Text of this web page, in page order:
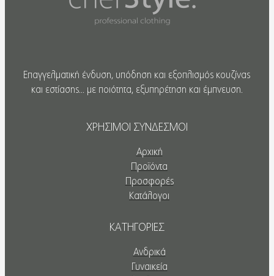
Επαγγελματική ένδυση, υπόδηση και εξοπλισμός κουζίνας
και εστίασης... με ποιότητα, εξυπηρέτηση και έμπνευση.
ΧΡΗΣΙΜΟΙ ΣΥΝΔΕΣΜΟΙ
Αρχική
Προϊόντα
Προσφορές
Κατάλογοι
ΚΑΤΗΓΟΡΙΕΣ
Ανδρικά
Γυναικεία